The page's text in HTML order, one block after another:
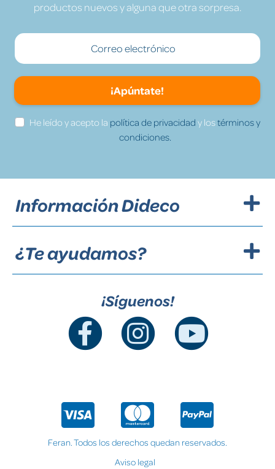
productos nuevos y alguna que otra sorpresa.
¡Apúntate!
He leído y acepto la política de privacidad y lostérminos y
condiciones.
Información Dideco
¿Te ayudamos?
¡Síguenos!
Feran. Todos los derechos quedan reservados.
Aviso legal